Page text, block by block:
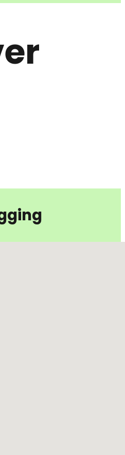
locaties gevonden